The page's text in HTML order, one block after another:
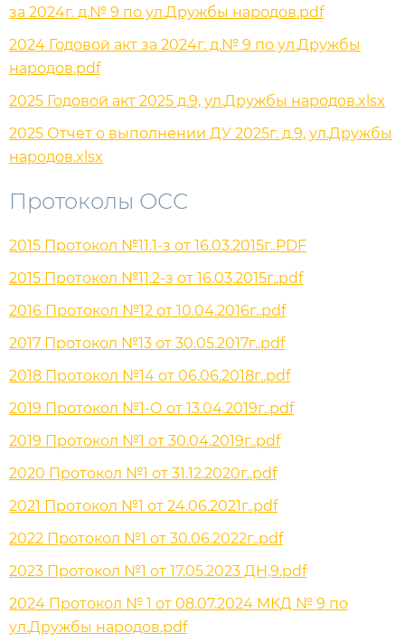
за 2024г. д.№ 9 по ул.Дружбы народов.pdf
2024 Годовой акт за 2024г. д.№ 9 по ул.Дружбы
народов.pdf
2025 Годовой акт 2025 д.9, ул.Дружбы народов.xlsx
2025 Отчет о выполнении ДУ 2025г. д.9, ул.Дружбы
народов.xlsx
Протоколы ОСС
2015 Протокол №11.1-з от 16.03.2015г..PDF
2015 Протокол №11.2-з от 16.03.2015г..pdf
2016 Протокол №12 от 10.04.2016г..pdf
2017 Протокол №13 от 30.05.2017г..pdf
2018 Протокол №14 от 06.06.2018г..pdf
2019 Протокол №1-О от 13.04.2019г..pdf
2019 Протокол №1 от 30.04.2019г..pdf
2020 Протокол №1 от 31.12.2020г..pdf
2021 Протокол №1 от 24.06.2021г..pdf
2022 Протокол №1 от 30.06.2022г..pdf
2023 Протокол №1 от 17.05.2023 ДН,9.pdf
2024 Протокол № 1 от 08.07.2024 МКД № 9 по
ул.Дружбы народов.pdf